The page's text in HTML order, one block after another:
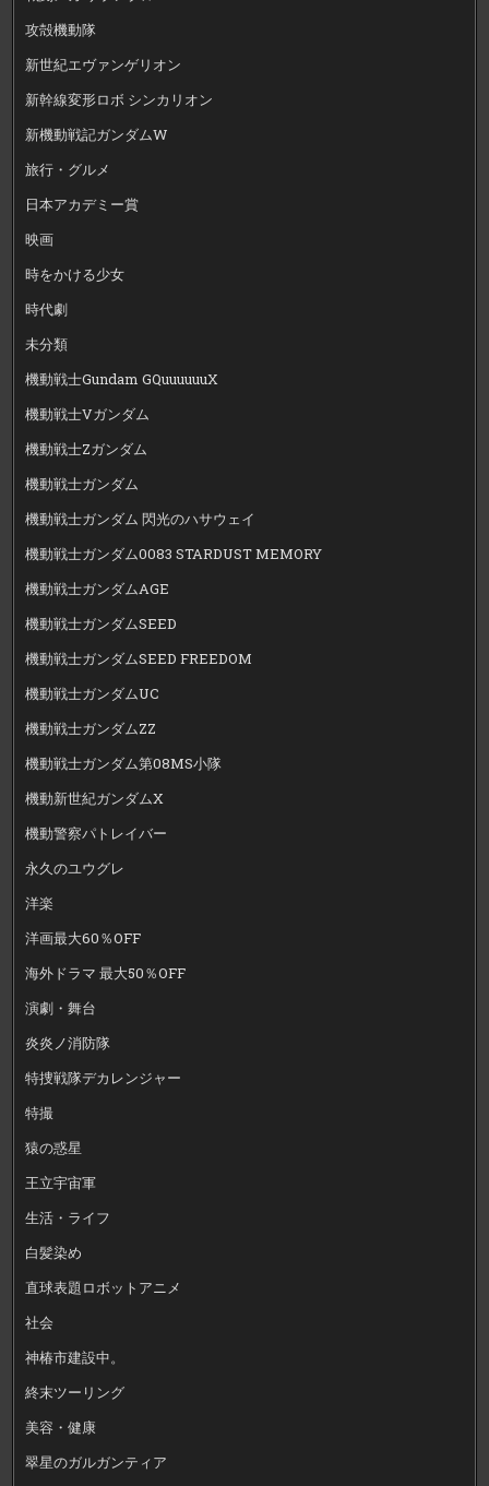
攻殻機動隊
新世紀エヴァンゲリオン
新幹線変形ロボ シンカリオン
新機動戦記ガンダムW
旅行・グルメ
日本アカデミー賞
映画
時をかける少女
時代劇
未分類
機動戦士Gundam GQuuuuuuX
機動戦士Vガンダム
機動戦士Zガンダム
機動戦士ガンダム
機動戦士ガンダム 閃光のハサウェイ
機動戦士ガンダム0083 STARDUST MEMORY
機動戦士ガンダムAGE
機動戦士ガンダムSEED
機動戦士ガンダムSEED FREEDOM
機動戦士ガンダムUC
機動戦士ガンダムZZ
機動戦士ガンダム第08MS小隊
機動新世紀ガンダムX
機動警察パトレイバー
永久のユウグレ
洋楽
洋画最大60％OFF
海外ドラマ 最大50％OFF
演劇・舞台
炎炎ノ消防隊
特捜戦隊デカレンジャー
特撮
猿の惑星
王立宇宙軍
生活・ライフ
白髪染め
直球表題ロボットアニメ
社会
神椿市建設中。
終末ツーリング
美容・健康
翠星のガルガンティア